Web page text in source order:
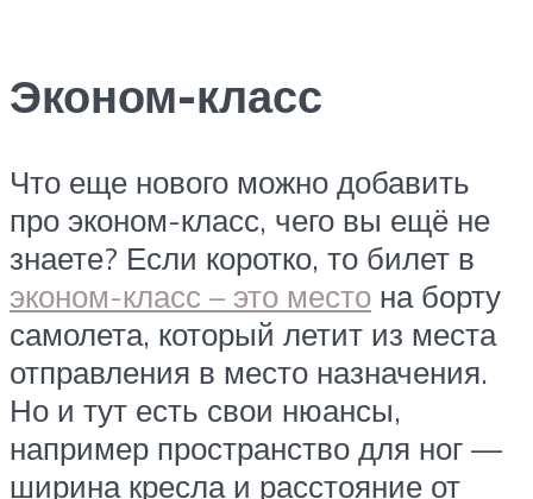
Эконом-класс
Что еще нового можно добавить
про эконом-класс, чего вы ещё не
знаете? Если коротко, то билет в
эконом-класс – это место на борту
самолета, который летит из места
отправления в место назначения.
Но и тут есть свои нюансы,
например пространство для ног —
ширина кресла и расстояние от